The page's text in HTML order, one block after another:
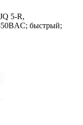
5-R,
быстрый;